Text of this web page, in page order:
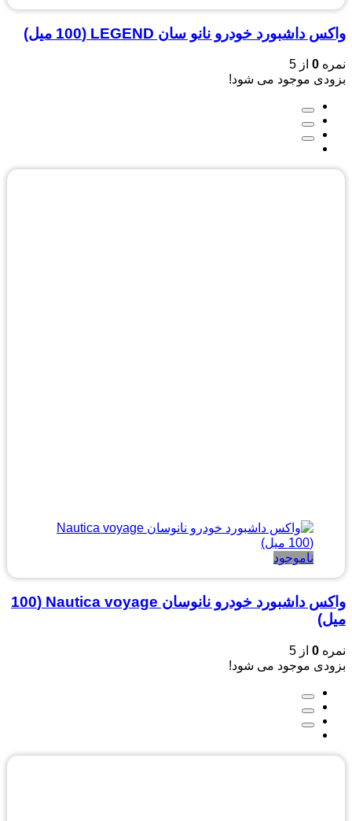
واکس داشبورد خودرو نانو سان LEGEND (100 میل)
نمره 0 از 5
بزودی موجود می شود!
ناموجود
واکس داشبورد خودرو نانوسان Nautica voyage (100
میل)
نمره 0 از 5
بزودی موجود می شود!